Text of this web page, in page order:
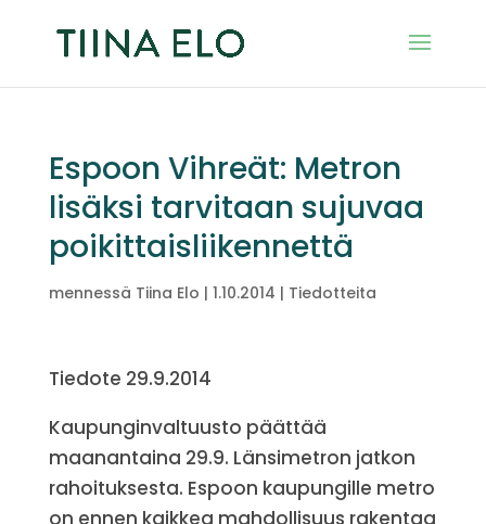
Espoon Vihreät: Metron
lisäksi tarvitaan sujuvaa
poikittaisliikennettä
mennessä Tiina Elo | 1.10.2014 | Tiedotteita
Tiedote 29.9.2014
Kaupunginvaltuusto päättää
maanantaina 29.9. Länsimetron jatkon
rahoituksesta. Espoon kaupungille metro
on ennen kaikkea mahdollisuus rakentaa